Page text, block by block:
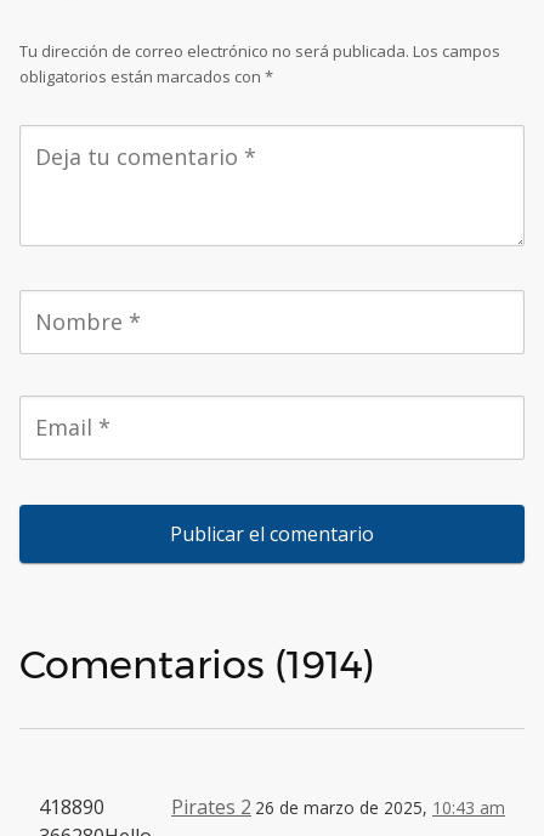
Tu dirección de correo electrónico no será publicada. Los campos
obligatorios están marcados con *
Comentarios (1914)
Pirates 2 26 de marzo de 2025, 10:43 am
418890